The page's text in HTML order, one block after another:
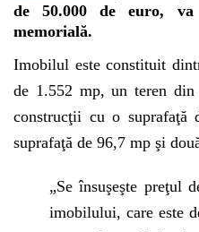
de 50.000 de euro,
memorială.
Imobilul este constituit
de 1.552 mp, un teren
construcţii cu o
suprafaţă de 96,7 mp şi
„Se însuşeşte preţul
imobilului, care este